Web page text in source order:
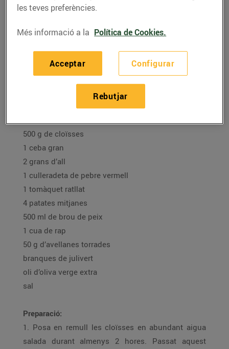
RECEPTES
Caldereta de rap i
cloïsses
14/de desembre/2020
500 g de cloïsses
1 ceba gran
2 grans d’all
1 culleradeta de pebre vermell
1 tomàquet ratllat
4 patates mitjanes
500 ml de brou de peix
1 cua de rap
50 g d’avellanes torrades
branques de julivert
oli d’oliva verge extra
sal
Preparació:
1. Posa en remull les cloïsses en abundant aigua
salada durant almenys 2 hores. Passat aquest
les teves preferències.
Més informació a la Política de Cookies.
Configurar
Rebutjar
Acceptar